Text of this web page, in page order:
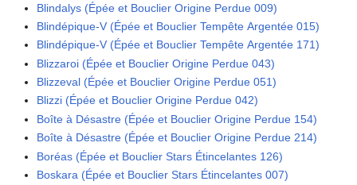
Blindalys (Épée et Bouclier Origine Perdue 009)
Blindépique-V (Épée et Bouclier Tempête Argentée 015)
Blindépique-V (Épée et Bouclier Tempête Argentée 171)
Blizzaroi (Épée et Bouclier Origine Perdue 043)
Blizzeval (Épée et Bouclier Origine Perdue 051)
Blizzi (Épée et Bouclier Origine Perdue 042)
Boîte à Désastre (Épée et Bouclier Origine Perdue 154)
Boîte à Désastre (Épée et Bouclier Origine Perdue 214)
Boréas (Épée et Bouclier Stars Étincelantes 126)
Boskara (Épée et Bouclier Stars Étincelantes 007)